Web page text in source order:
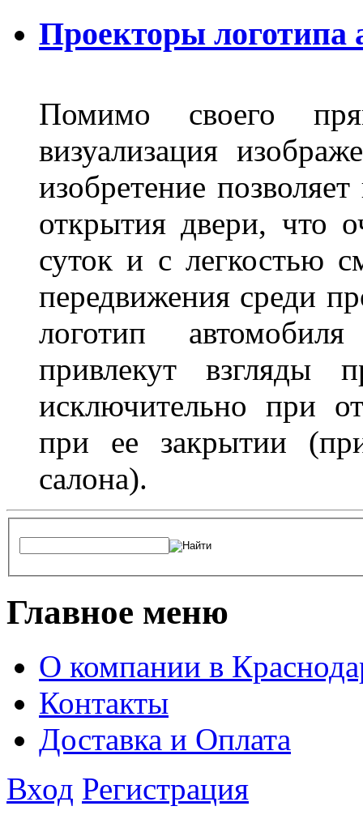
Проекторы логотипа
Помимо своего
визуализация
изобретение
открытия двери, что
суток и с легкостью
передвижения среди
логотип
привлекут взгляды
исключительно при
при ее закрытии
салона).
Главное меню
О компании в
Контакты
Доставка и Оплата
Вход Регистрация